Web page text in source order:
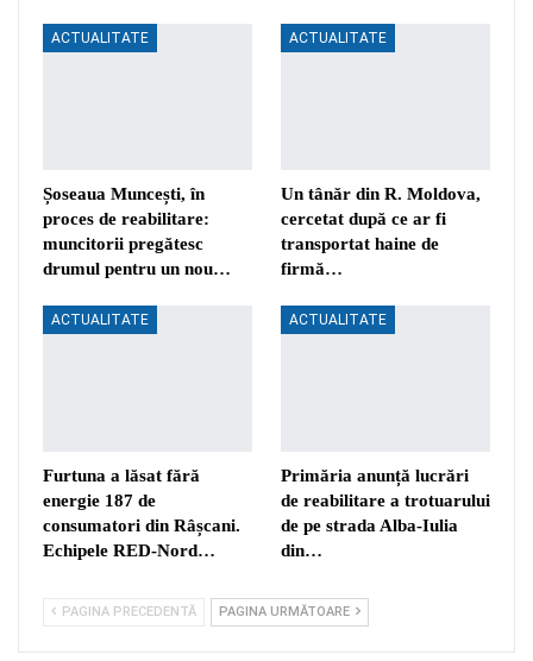
ACTUALITATE
Șoseaua Muncești, în
proces de reabilitare:
muncitorii pregătesc
drumul pentru un nou…
ACTUALITATE
Un tânăr din R. Moldova,
cercetat după ce ar fi
transportat haine de
firmă…
ACTUALITATE
Furtuna a lăsat fără
energie 187 de
consumatori din Râșcani.
Echipele RED-Nord…
ACTUALITATE
Primăria anunță lucrări
de reabilitare a trotuarului
de pe strada Alba-Iulia
din…
PAGINA PRECEDENTĂ PAGINA URMĂTOARE